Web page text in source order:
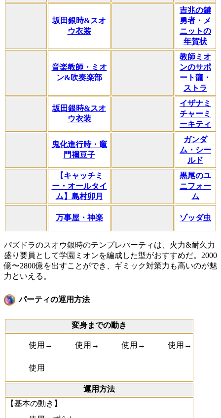
坂田銀時&スオ
ウ衣装
吉兆の鍵
勇者・メ
ニットの
年賀状
音楽教師・ミオ
ン&吹奏楽部
教師ミオ
ンのサポ
ート龍・
ストラ
坂田銀時&スオ
ウ衣装
イザナミ
チャーミ
ーキティ
鬼化進行時・竈
門禰豆子
ガンダ
ム・シー
ルド
【キャッチミ
ー・オールタイ
ム】島村卯月
黒尾のユ
ニフォー
ム
万事屋・神楽 ゾッダ虫
パズドラのスオウ銀時のテンプレパーティは、火力&耐久力
盛り要員として学園ミオンを編成した型がおすすめだ。2000
億〜2800億を出すことができ、ギミック対策力も高いのが魅
力といえる。
パーティの運用方法
変身までの動き
使用→ 使用→ 使用→ 使用→
使用
運用方法
【基本の動き】